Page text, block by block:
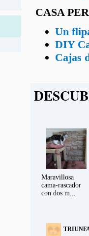
CASA
Un
DIY
Cajas
Maravillosa
cama-rascador
con dos m...